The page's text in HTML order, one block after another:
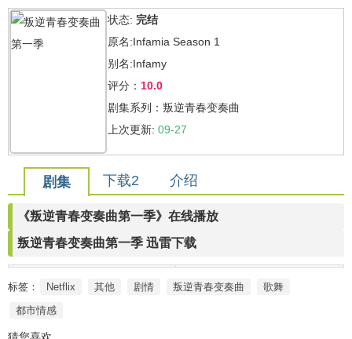
状态: 完结
原名:Infamia Season 1
别名:Infamy
评分： 10.0
剧集系列：叛逆青春变奏曲
上次更新: 09-27
剧集 下载2 介绍
《叛逆青春变奏曲第一季》在线播放
叛逆青春变奏曲第一季 迅雷下载
标签： Netflix 其他 剧情 叛逆青春变奏曲
歌舞
都市情感